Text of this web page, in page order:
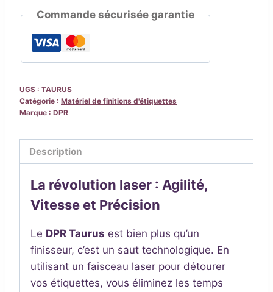
Taurus
Système
Finition
Numérique
par
Laser
Haute
Performance
Commande sécurisée garantie
UGS : TAURUS
Catégorie : Matériel de finitions d'étiquettes
Marque : DPR
Description
La révolution laser : Agilité,
Vitesse et Précision
Le DPR Taurus est bien plus qu’un
finisseur, c’est un saut technologique. En
utilisant un faisceau laser pour détourer
vos étiquettes, vous éliminez les temps